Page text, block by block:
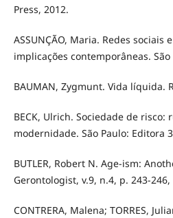
Press, 2012.
ASSUNÇÃO, Maria. Redes sociais
implicações contemporâneas. São
BAUMAN, Zygmunt. Vida líquida.
BECK, Ulrich. Sociedade de risco:
modernidade. São Paulo: Editora
BUTLER, Robert N. Age-ism:
Gerontologist, v.9, n.4, p. 243-246,
CONTRERA, Malena; TORRES,